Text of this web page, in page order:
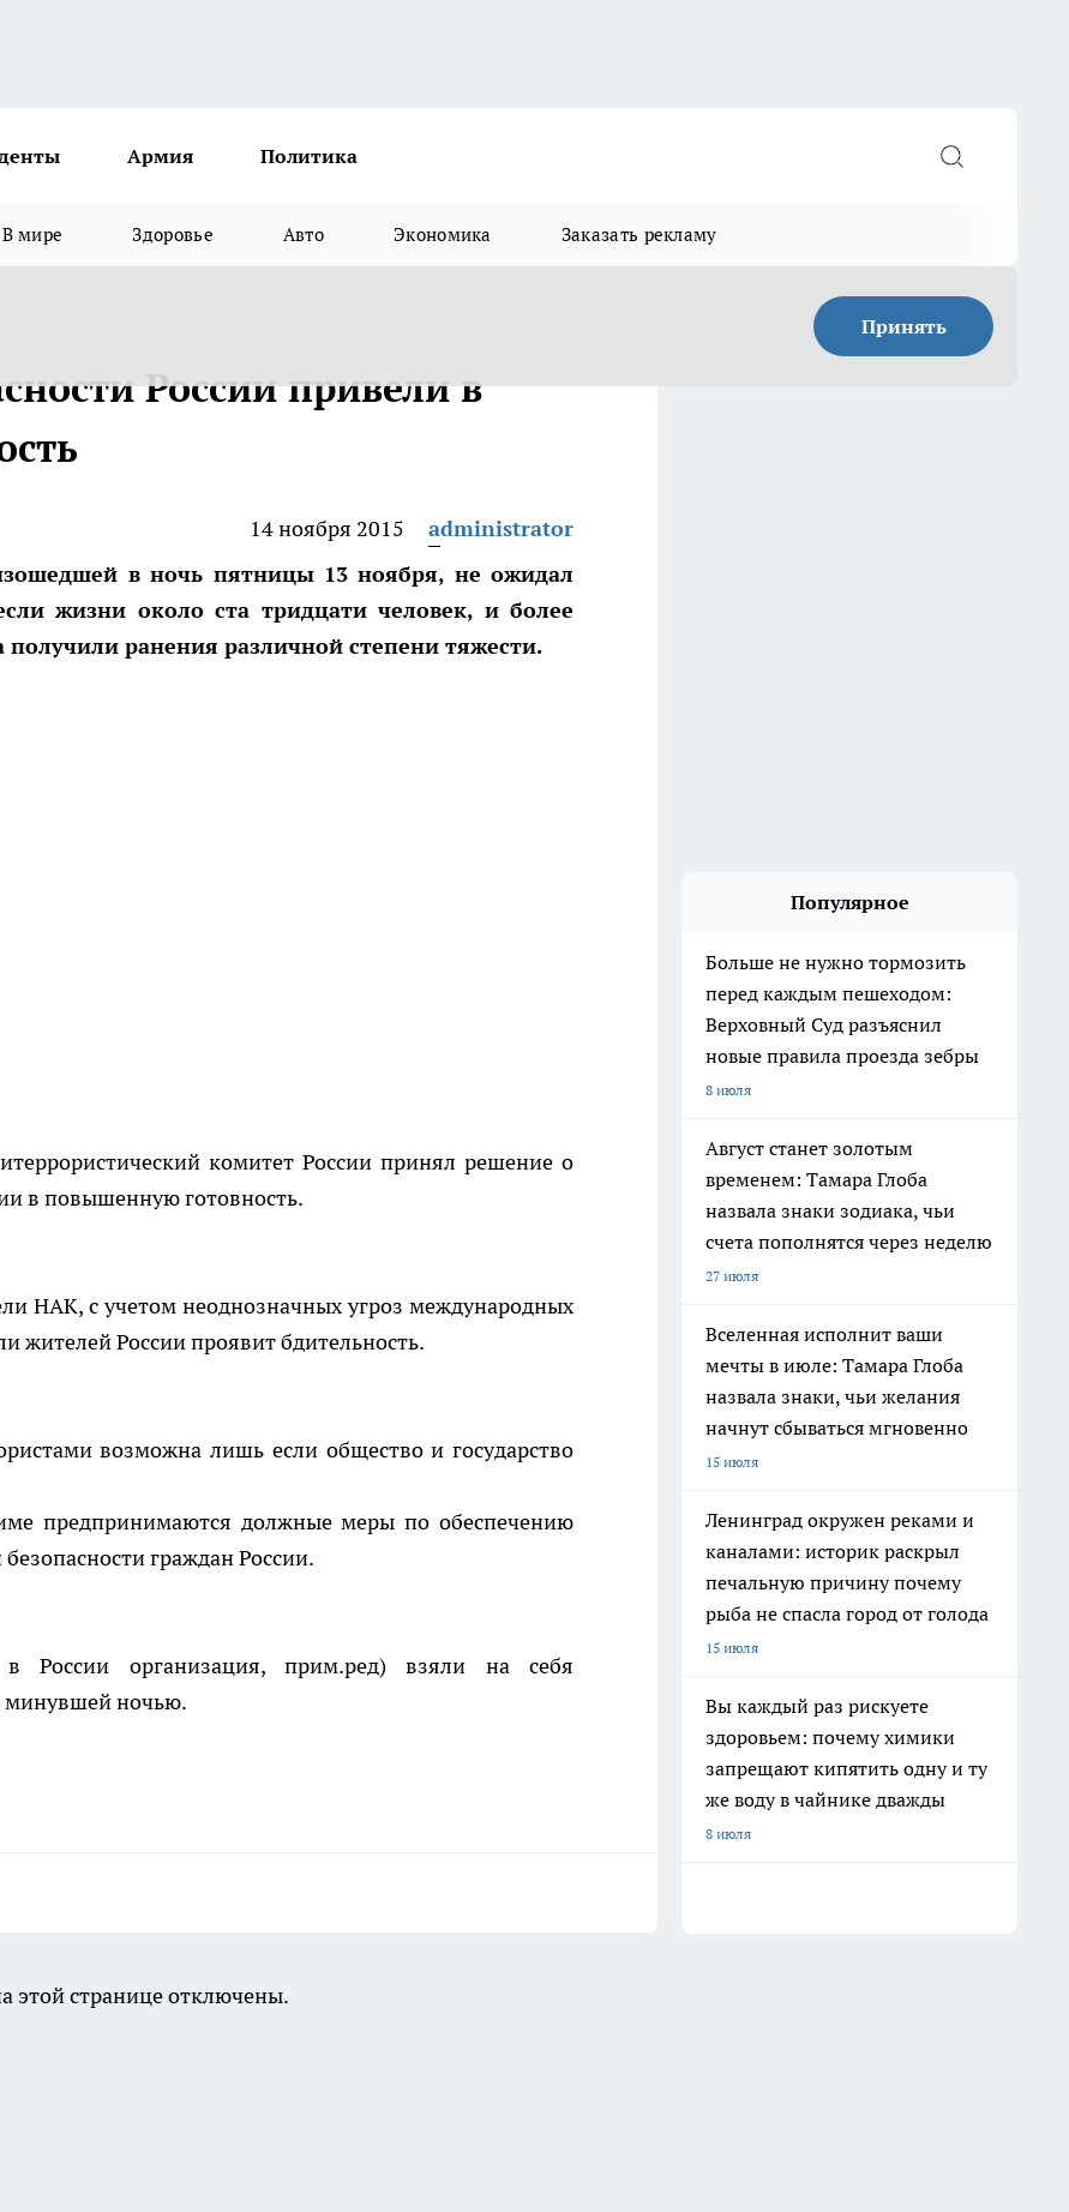
Армия Политика
В мире Здоровье Авто Экономика Заказать рекламу
Принять
России привели в
14 ноября 2015
administrator
в ночь пятницы 13 ноября, не ожидал
жизни около ста тридцати человек, и более
ранения различной степени тяжести.
комитет России принял решение о
в повышенную готовность.
НАК, с учетом неоднозначных угроз международных
жителей России проявит бдительность.
возможна лишь если общество и государство
предпринимаются должные меры по обеспечению
граждан России.
России организация, прим.ред) взяли на себя
минувшей ночью.
Популярное
Больше не нужно тормозить
перед каждым пешеходом:
Верховный Суд разъяснил
новые правила проезда зебры
8 июля
Август станет золотым
временем: Тамара Глоба
назвала знаки зодиака, чьи
счета пополнятся через неделю
27 июля
Вселенная исполнит ваши
мечты в июле: Тамара Глоба
назвала знаки, чьи желания
начнут сбываться мгновенно
15 июля
Ленинград окружен реками и
каналами: историк раскрыл
печальную причину почему
рыба не спасла город от голода
15 июля
Вы каждый раз рискуете
здоровьем: почему химики
запрещают кипятить одну и ту
же воду в чайнике дважды
8 июля
этой странице отключены.